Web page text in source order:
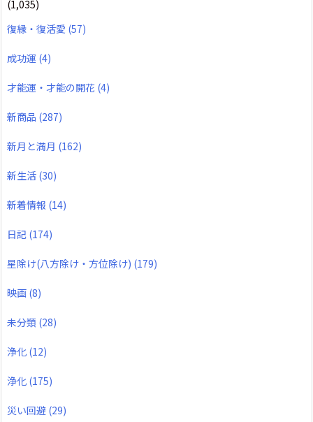
(1,035)
復縁・復活愛 (57)
成功運 (4)
才能運・才能の開花 (4)
新商品 (287)
新月と満月 (162)
新生活 (30)
新着情報 (14)
日記 (174)
星除け(八方除け・方位除け) (179)
映画 (8)
未分類 (28)
浄化 (12)
浄化 (175)
災い回避 (29)